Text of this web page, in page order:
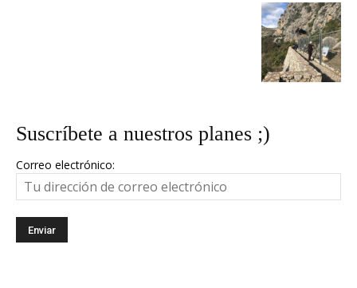
Suscríbete a nuestros planes ;)
Correo electrónico: